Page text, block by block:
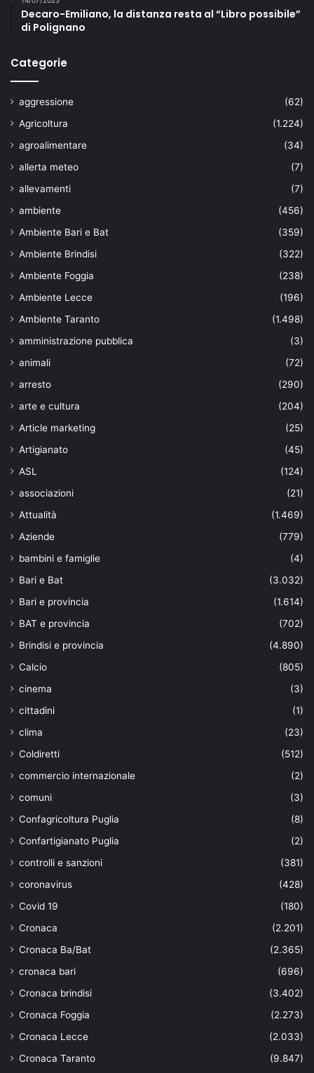
Decaro-Emiliano, la distanza resta al “Libro possibile”
di Polignano
Categorie
aggressione
(62)
Agricoltura
(1.224)
agroalimentare
(34)
allerta meteo
(7)
allevamenti
(7)
ambiente
(456)
Ambiente Bari e Bat
(359)
Ambiente Brindisi
(322)
Ambiente Foggia
(238)
Ambiente Lecce
(196)
Ambiente Taranto
(1.498)
amministrazione pubblica
(3)
animali
(72)
arresto
(290)
arte e cultura
(204)
Article marketing
(25)
Artigianato
(45)
ASL
(124)
associazioni
(21)
Attualità
(1.469)
Aziende
(779)
bambini e famiglie
(4)
Bari e Bat
(3.032)
Bari e provincia
(1.614)
BAT e provincia
(702)
Brindisi e provincia
(4.890)
Calcio
(805)
cinema
(3)
cittadini
(1)
clima
(23)
Coldiretti
(512)
commercio internazionale
(2)
comuni
(3)
Confagricoltura Puglia
(8)
Confartigianato Puglia
(2)
controlli e sanzioni
(381)
coronavirus
(428)
Covid 19
(180)
Cronaca
(2.201)
Cronaca Ba/Bat
(2.365)
cronaca bari
(696)
Cronaca brindisi
(3.402)
Cronaca Foggia
(2.273)
Cronaca Lecce
(2.033)
Cronaca Taranto
(9.847)